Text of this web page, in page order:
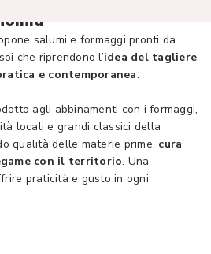
salumi e formaggi pronti da
che riprendono l’idea del tagliere
e contemporanea.
agli abbinamenti con i formaggi,
locali e grandi classici della
qualità delle materie prime, cura
con il territorio. Una
praticità e gusto in ogni